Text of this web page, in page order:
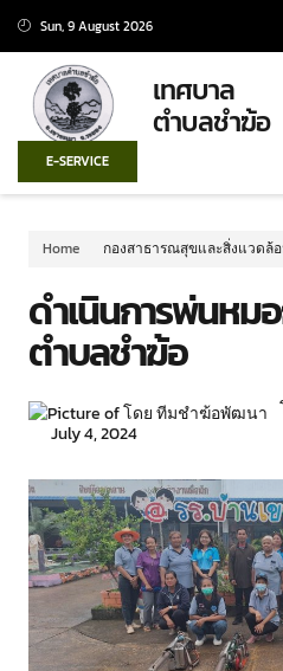
Sun, 9 August 2026
เทศบาล
ตำบลชำฆ้อ
E-SERVICE
Home กองสาธารณสุขและสิ่งแวดล้
ดำเนินการพ่นหม
ตำบลชำฆ้อ
July 4, 2024